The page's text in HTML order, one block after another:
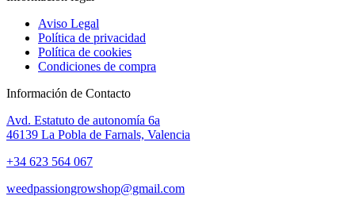
Aviso Legal
Política de privacidad
Política de cookies
Condiciones de compra
Información de Contacto
Avd. Estatuto de autonomía 6a
46139 La Pobla de Farnals, Valencia
+34 623 564 067
weedpassiongrowshop@gmail.com